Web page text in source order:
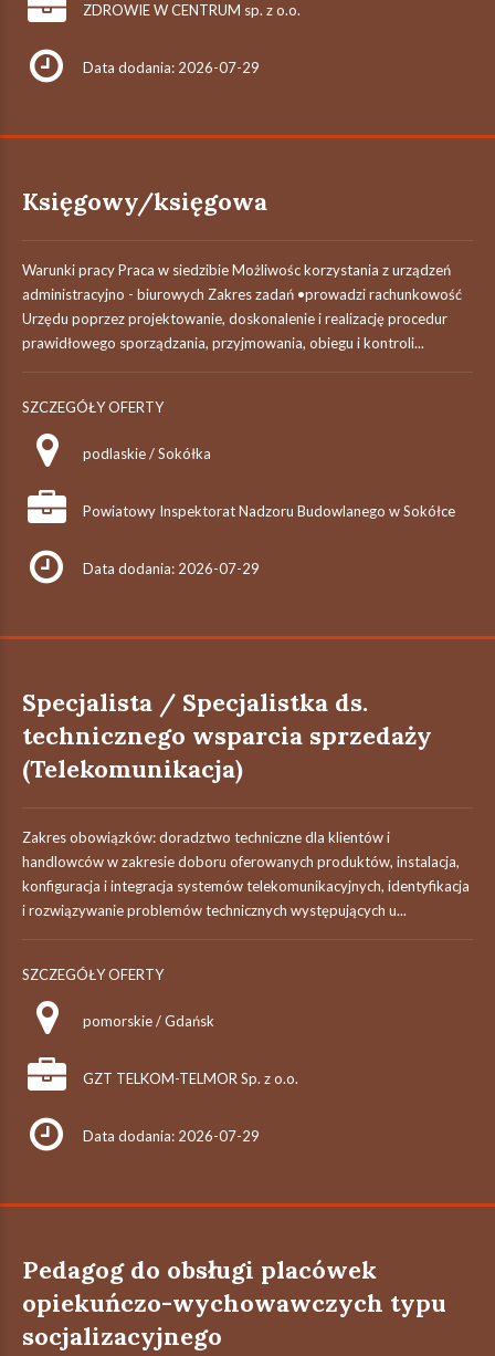
ZDROWIE W CENTRUM sp. z o.o.
Data dodania: 2026-07-29
Księgowy/księgowa
Warunki pracy Praca w siedzibie Możliwośc korzystania z urządzeń
administracyjno - biurowych Zakres zadań •prowadzi rachunkowość
Urzędu poprzez projektowanie, doskonalenie i realizację procedur
prawidłowego sporządzania, przyjmowania, obiegu i kontroli...
SZCZEGÓŁY OFERTY
podlaskie / Sokółka
Powiatowy Inspektorat Nadzoru Budowlanego w Sokółce
Data dodania: 2026-07-29
Specjalista / Specjalistka ds.
technicznego wsparcia sprzedaży
(Telekomunikacja)
Zakres obowiązków: doradztwo techniczne dla klientów i
handlowców w zakresie doboru oferowanych produktów, instalacja,
konfiguracja i integracja systemów telekomunikacyjnych, identyfikacja
i rozwiązywanie problemów technicznych występujących u...
SZCZEGÓŁY OFERTY
pomorskie / Gdańsk
GZT TELKOM-TELMOR Sp. z o.o.
Data dodania: 2026-07-29
Pedagog do obsługi placówek
opiekuńczo-wychowawczych typu
socjalizacyjnego